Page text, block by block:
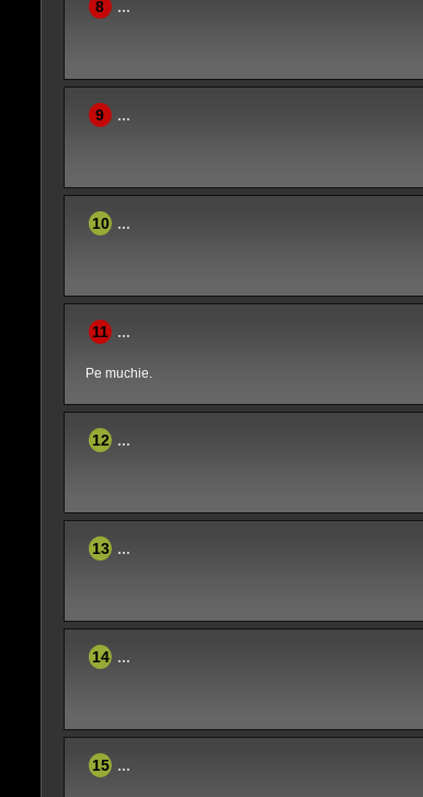
8 ...
9 ...
10 ...
11 ...
Pe muchie.
12 ...
13 ...
14 ...
15 ...